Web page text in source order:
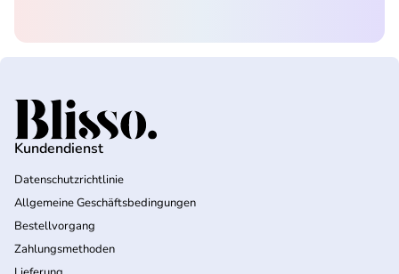
Startseite
Kundendienst
Datenschutzrichtlinie
Allgemeine Geschäftsbedingungen
Bestellvorgang
Zahlungsmethoden